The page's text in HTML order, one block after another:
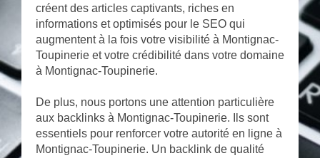
créent des articles captivants, riches en
informations et optimisés pour le SEO qui
augmentent à la fois votre visibilité à Montignac-
Toupinerie et votre crédibilité dans votre domaine
à Montignac-Toupinerie.
De plus, nous portons une attention particulière
aux backlinks à Montignac-Toupinerie. Ils sont
essentiels pour renforcer votre autorité en ligne à
Montignac-Toupinerie. Un backlink de qualité